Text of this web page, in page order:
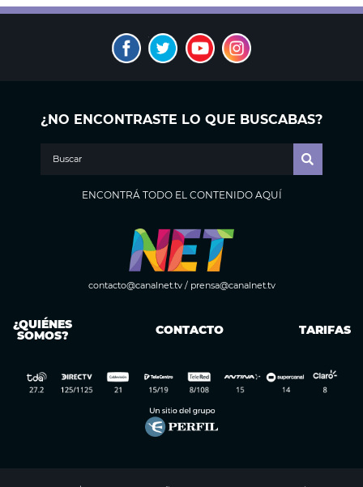
¿NO ENCONTRASTE LO QUE BUSCABAS?
ENCONTRÁ TODO EL CONTENIDO AQUÍ
contacto@canalnet.tv/ prensa@canalnet.tv
¿QUIÉNES
SOMOS? CONTACTO TARIFAS